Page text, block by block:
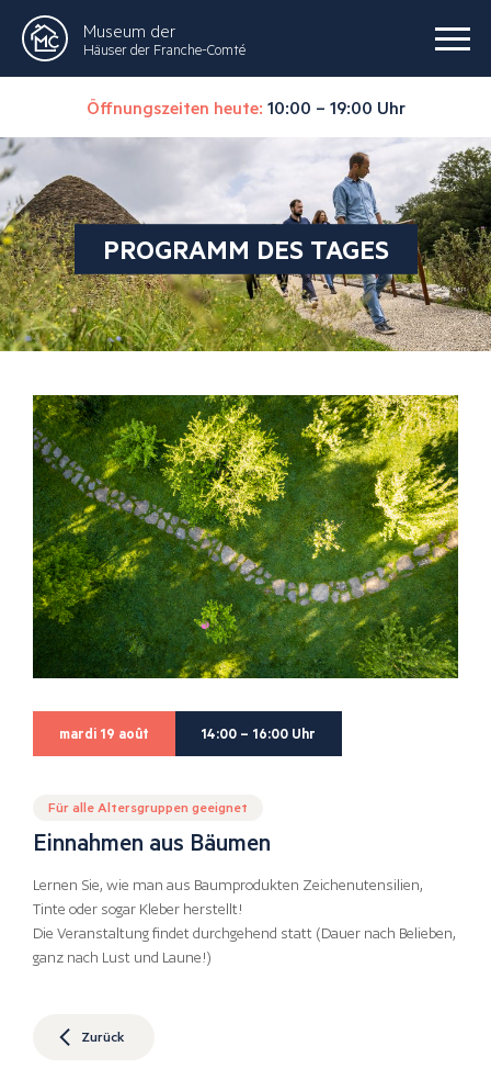
Museum der
Häuser der Franche-Comté
Öffnungszeiten heute: 10:00 – 19:00 Uhr
PROGRAMM DES TAGES
mardi 19 août 14:00 – 16:00 Uhr
Für alle Altersgruppen geeignet
Einnahmen aus Bäumen
Lernen Sie, wie man aus Baumprodukten Zeichenutensilien,
Tinte oder sogar Kleber herstellt!
Die Veranstaltung findet durchgehend statt (Dauer nach Belieben,
ganz nach Lust und Laune!)
Zurück